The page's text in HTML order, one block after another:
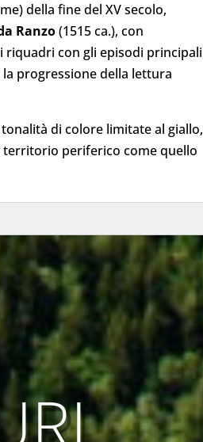
della fine del XV secolo,
Ranzo(1515 ca.), con
riquadri con gli episodi principali
progressione della lettura
di colore limitate al giallo,
territorio periferico come quello